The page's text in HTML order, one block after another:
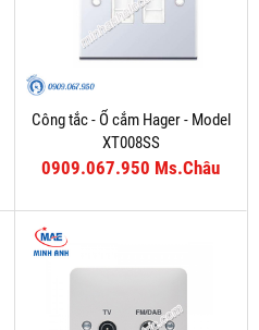
Công tắc - Ổ cắm Hager - Model
XT008SS
0909.067.950 Ms.Châu